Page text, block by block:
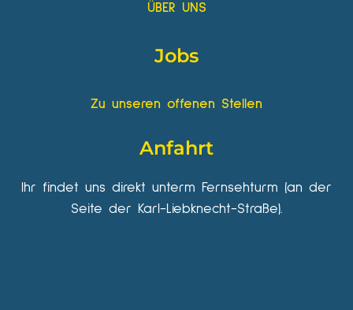
ÜBER UNS
Jobs
Zu unseren offenen Stellen
Anfahrt
Ihr findet uns direkt unterm Fernsehturm (an der
Seite der Karl-Liebknecht-Straße).